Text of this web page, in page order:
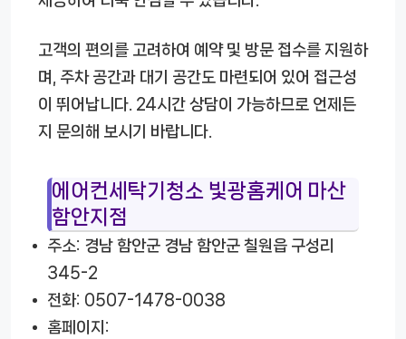
고객의 편의를 고려하여 예약 및 방문 접수를 지원하
며, 주차 공간과 대기 공간도 마련되어 있어 접근성
이 뛰어납니다. 24시간 상담이 가능하므로 언제든
지 문의해 보시기 바랍니다.
에어컨세탁기청소 빛광홈케어 마산
함안지점
주소: 경남 함안군 경남 함안군 칠원읍 구성리
345-2
전화: 0507-1478-0038
홈페이지: